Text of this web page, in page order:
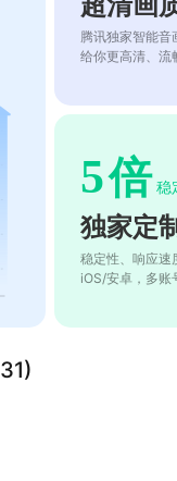
腾讯独家智能音
给你更高清、流
5倍 稳
独家定
稳定性、响应速
iOS/安卓，多账